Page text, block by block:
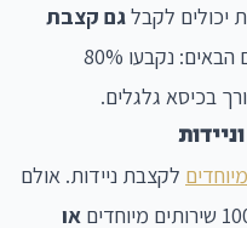
גם קצבת
בתנאים הבאים: נקבעו 80%
בכיסא גלגלים.
לקצבת ניידות. אולם
או